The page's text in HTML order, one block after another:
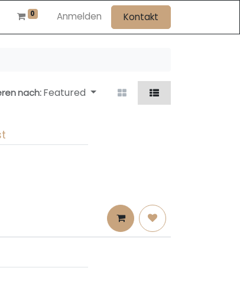
0 Anmelden Kontakt
nach: Featured